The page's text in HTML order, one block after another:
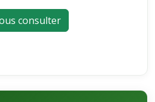
consulter